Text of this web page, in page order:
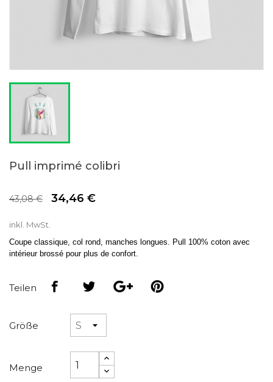
Pull imprimé colibri
43,08 € 34,46 €
inkl. MwSt.
Coupe classique, col rond, manches longues. Pull 100% coton avec
intérieur brossé pour plus de confort.
Teilen
Größe
Menge